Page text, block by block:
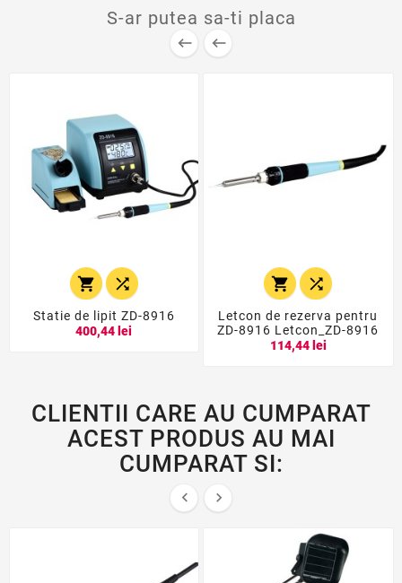
S-ar putea sa-ti placa
 
 
Statie de lipit ZD-8916
400,44 lei
 
Letcon de rezerva pentru
ZD-8916 Letcon_ZD-8916
114,44 lei
CLIENTII CARE AU CUMPARAT
ACEST PRODUS AU MAI
CUMPARAT SI:
 